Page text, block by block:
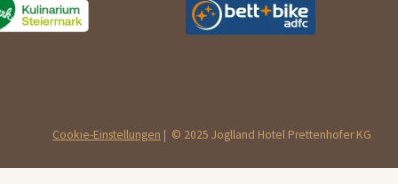
Cookie-Einstellungen | © 2025 Joglland Hotel Prettenhofer KG